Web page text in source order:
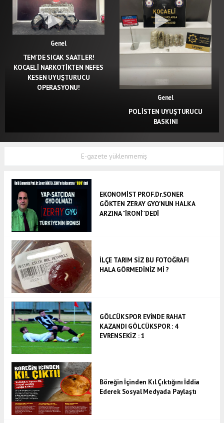
Genel
TEM'DE SICAK SAATLER!
KOCAELİ NARKOTİKTEN NEFES
KESEN UYUŞTURUCU
OPERASYONU!
Genel
POLİSTEN UYUŞTURUCU
BASKINI
E-gazete yüklenmemiş
EKONOMİST PROF.Dr.SONER
GÖKTEN ZERAY GYO'NUN HALKA
ARZINA ''İRONİ''DEDİ
İLÇE TARIM SİZ BU FOTOĞRAFI
HALA GÖRMEDİNİZ Mİ ?
GÖLCÜKSPOR EVİNDE RAHAT
KAZANDI GÖLCÜKSPOR : 4
EVRENSEKİZ : 1
Böreğin İçinden Kıl Çıktığını İddia
Ederek Sosyal Medyada Paylaştı